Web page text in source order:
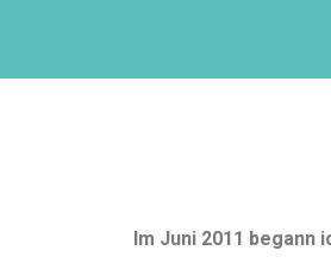
Im Juni 2011 begann